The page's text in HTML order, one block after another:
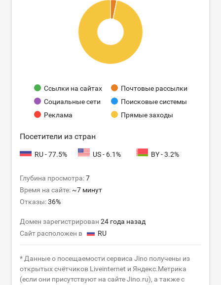
Ссылки на сайтах
Почтовые рассылки
Социальные сети
Поисковые системы
Реклама
Прямые заходы
Посетители из стран
RU - 77.5% US - 6.1% BY - 3.2%
Глубина просмотра:7
Время на сайте: ~7 минут
Отказы:36%
Домен зарегистрирован 24 года назад
Сайт расположен в
RU
* Данные о посещаемости сервиса Jino получены из
открытых счётчиков Liveinternet и Яндекс.Метрика
(если они присутствуют на сайте Jino.ru), а также с